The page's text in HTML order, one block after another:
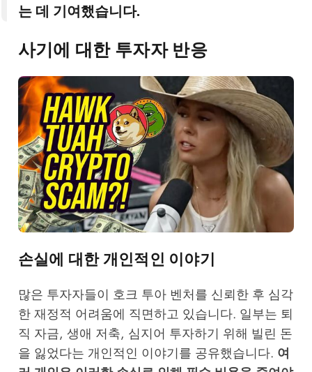
는 데 기여했습니다.
사기에 대한 투자자 반응
손실에 대한 개인적인 이야기
많은 투자자들이 호크 투아 벤처를 신뢰한 후 심각
한 재정적 어려움에 직면하고 있습니다. 일부는 퇴
직 자금, 생애 저축, 심지어 투자하기 위해 빌린 돈
을 잃었다는 개인적인 이야기를 공유했습니다. 여